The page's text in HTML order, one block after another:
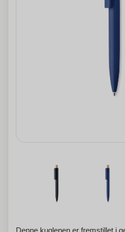
Denne kuglepen er fremstillet i